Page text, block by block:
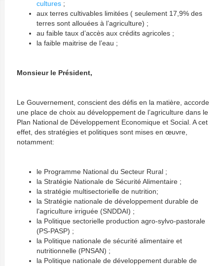
cultures;
aux terres cultivables limitées ( seulement 17,9% des
terres sont allouées à l’agriculture) ;
au faible taux d’accès aux crédits agricoles ;
la faible maitrise de l’eau ;
Monsieur le Président,
Le Gouvernement, conscient des défis en la matière, accorde
une place de choix au développement de l’agriculture dans le
Plan National de Développement Economique et Social. A cet
effet, des stratégies et politiques sont mises en œuvre,
notamment:
le Programme National du Secteur Rural ;
la Stratégie Nationale de Sécurité Alimentaire ;
la stratégie multisectorielle de nutrition;
la Stratégie nationale de développement durable de
l’agriculture irriguée (SNDDAI) ;
la Politique sectorielle production agro-sylvo-pastorale
(PS-PASP) ;
la Politique nationale de sécurité alimentaire et
nutritionnelle (PNSAN) ;
la Politique nationale de développement durable de